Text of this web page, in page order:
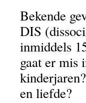
Bekende
DIS
inmiddels
gaat er mis
en liefde?